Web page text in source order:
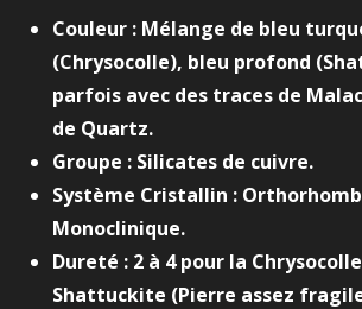
Couleur : Mélange de bleu
(Chrysocolle), bleu profond
parfois avec des traces de
de Quartz.
Groupe : Silicates de cuivre.
Système Cristallin :
Monoclinique.
Dureté : 2 à 4 pour la
Shattuckite (Pierre assez